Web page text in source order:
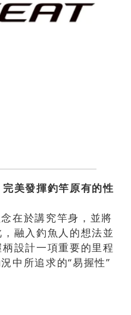
美發揮釣竿原有的性
在於講究竿身，並將
融入釣魚人的想法並
設計一項重要的里程
中所追求的“易握性”